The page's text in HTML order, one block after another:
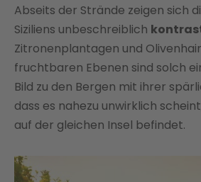
Abseits der Strände zeigen sich
Siziliens unbeschreiblich
Zitronenplantagen und
fruchtbaren Ebenen sind solch
Bild zu den Bergen mit ihrer
dass es nahezu unwirklich
auf der gleichen Insel befindet.